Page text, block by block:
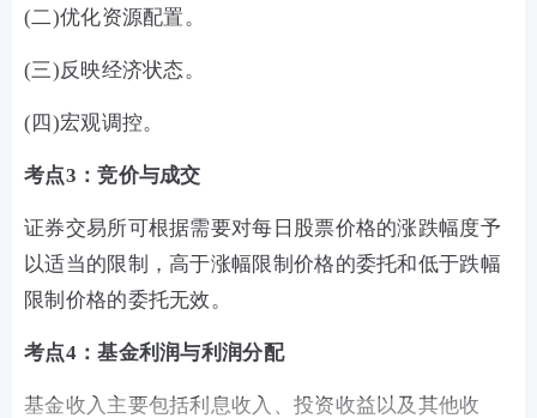
(二)优化资源配置。
(三)反映经济状态。
(四)宏观调控。
考点3：竞价与成交
证券交易所可根据需要对每日股票价格的涨跌幅度予
以适当的限制，高于涨幅限制价格的委托和低于跌幅
限制价格的委托无效。
考点4：基金利润与利润分配
基金收入主要包括利息收入、投资收益以及其他收